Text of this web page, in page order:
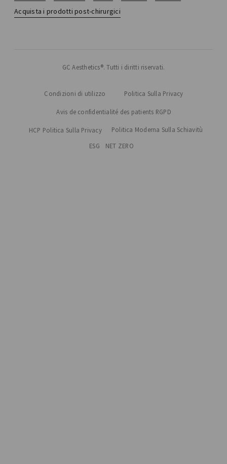
Acquista i prodotti post-chirurgici
GC Aesthetics®. Tutti i diritti riservati.
Condizioni di utilizzo Politica Sulla Privacy
Avis de confidentialité des patients RGPD
HCP Politica Sulla Privacy Politica Moderna Sulla Schiavitù
ESG NET ZERO